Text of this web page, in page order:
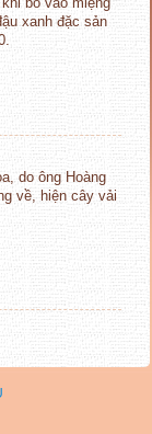
xanh đặc sản
do ông Hoàng
về, hiện cây vải